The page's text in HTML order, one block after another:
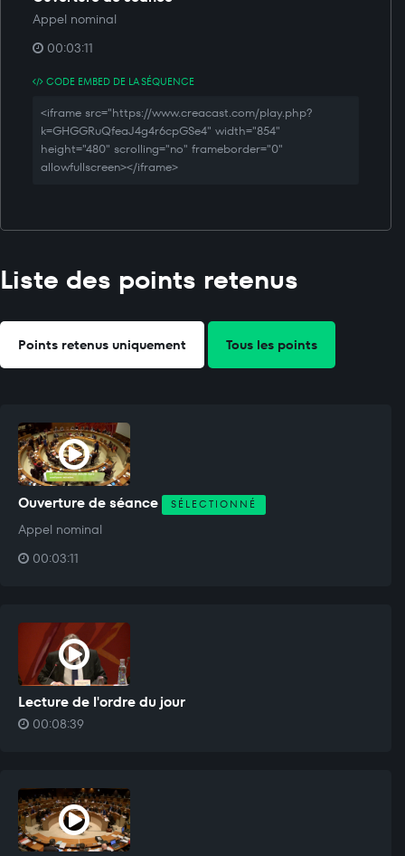
Appel nominal
00:03:11
CODE EMBED DE LA SÉQUENCE
<iframe src="https://www.creacast.com/play.php?
k=GHGGRuQfeaJ4g4r6cpGSe4" width="854"
height="480" scrolling="no" frameborder="0"
allowfullscreen></iframe>
Liste des points retenus
Points retenus uniquement Tous les points
Ouverture de séance SÉLECTIONNÉ
Appel nominal
00:03:11
Lecture de l'ordre du jour
00:08:39